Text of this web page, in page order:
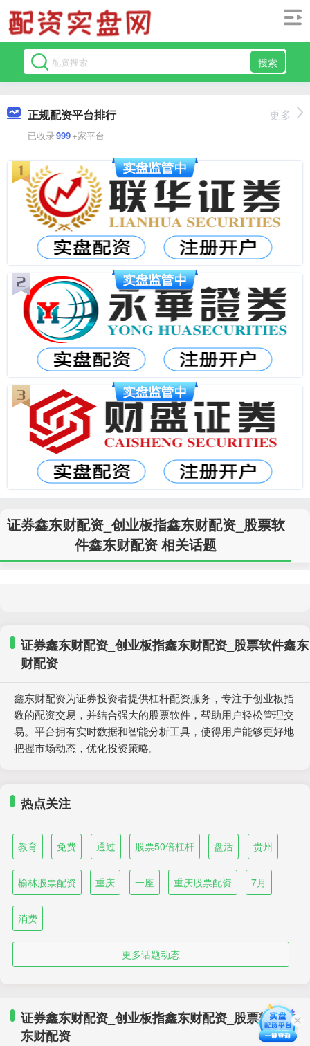
搜索
正规配资平台排行
已收录999+家平台
更多
证券鑫东财配资_创业板指鑫东财配资_股票软
件鑫东财配资 相关话题
证券鑫东财配资_创业板指鑫东财配资_股票软件鑫东
财配资
鑫东财配资为证券投资者提供杠杆配资服务，专注于创业板指
数的配资交易，并结合强大的股票软件，帮助用户轻松管理交
易。平台拥有实时数据和智能分析工具，使得用户能够更好地
把握市场动态，优化投资策略。
热点关注
教育 免费 通过 股票50倍杠杆 盘活 贵州
榆林股票配资 重庆 一座 重庆股票配资 7月
消费
更多话题动态
证券鑫东财配资_创业板指鑫东财配资_股票软件鑫
东财配资